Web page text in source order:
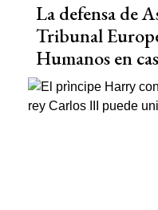
La defensa de
Tribunal
Humanos en